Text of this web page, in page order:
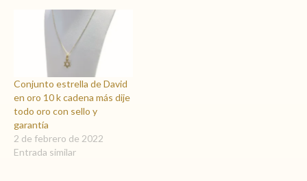
Conjunto estrella de David
en oro 10 k cadena más dije
todo oro con sello y
garantía
2 de febrero de 2022
Entrada similar